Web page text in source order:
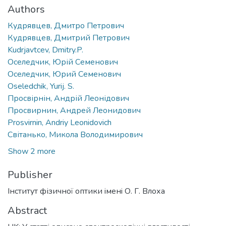
Authors
Кудрявцев, Дмитро Петрович
Кудрявцев, Дмитрий Петрович
Kudrjavtcev, Dmitry.P.
Оселедчик, Юрій Семенович
Оселедчик, Юрий Семенович
Oseledchik, Yurij. S.
Просвірнін, Андрій Леонідович
Просвирнин, Андрей Леонидович
Prosvirnin, Andriy Leonidovich
Світанько, Микола Володимирович
Show 2 more
Publisher
Iнститут фізичної оптики iменi О. Г. Влоха
Abstract